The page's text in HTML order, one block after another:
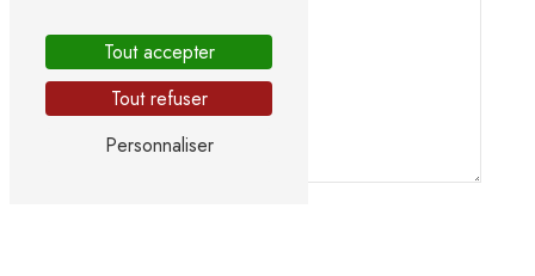
Tout accepter
Tout refuser
Personnaliser